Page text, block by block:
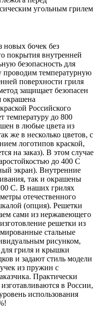
угольным грилем
новых бочек без
покрытия внутренней
безопасность для
температурную
поверхности гриля
защищает безопасен
окрашена
Российского
температуру до 800
в любые цвета из
же в несколько цветов, с
логотипов краской,
на заказ). В этом случае
до 400 С
экран). Внутренние
так и окрашены
С. В наших грилях
отечественного
(опция). Решетки
сами из нержавеющего
решетки из
стальные
рисунком,
для гриля и крышки
и задают стиль модели
из пружин с
Практически
в России,
использования